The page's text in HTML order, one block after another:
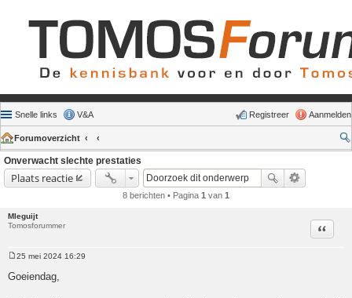
Snelle links V&A Aanmelden
Registreer
Forumoverzicht
Onverwacht slechte prestaties
Plaats reactie
8 berichten • Pagina 1 van 1
Mleguijt
Tomosforummer
Citeer
25 mei 2024 16:29
Goeiendag,